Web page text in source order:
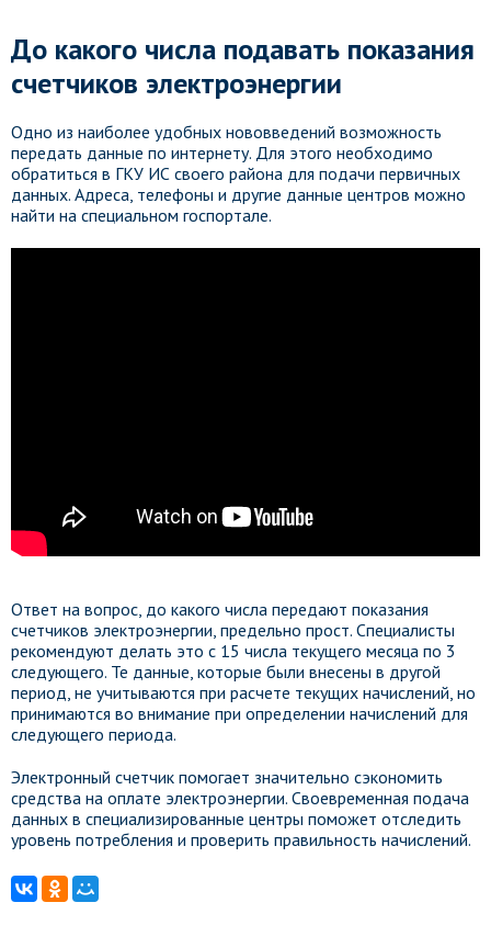
До какого числа подавать показания
счетчиков электроэнергии
Одно из наиболее удобных нововведений возможность
передать данные по интернету. Для этого необходимо
обратиться в ГКУ ИС своего района для подачи первичных
данных. Адреса, телефоны и другие данные центров можно
найти на специальном госпортале.
Ответ на вопрос, до какого числа передают показания
счетчиков электроэнергии, предельно прост. Специалисты
рекомендуют делать это с 15 числа текущего месяца по 3
следующего. Те данные, которые были внесены в другой
период, не учитываются при расчете текущих начислений, но
принимаются во внимание при определении начислений для
следующего периода.
Электронный счетчик помогает значительно сэкономить
средства на оплате электроэнергии. Своевременная подача
данных в специализированные центры поможет отследить
уровень потребления и проверить правильность начислений.